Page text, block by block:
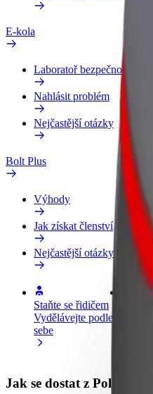
E-kola
Laboratoř bezpečnosti
Nahlásit problém
Nejčastější otázky
Bolt Plus
Výhody
Jak získat členství
Nejčastější otázky
Staňte se řidičem
Vydělávejte podle
sebe
Jak se dostat z Police